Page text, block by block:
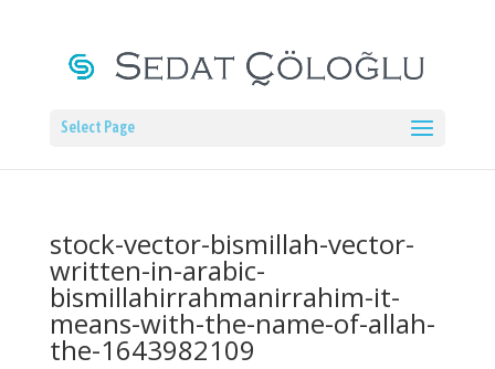
Select Page
stock-vector-bismillah-vector-
written-in-arabic-
bismillahirrahmanirrahim-it-
means-with-the-name-of-allah-
the-1643982109